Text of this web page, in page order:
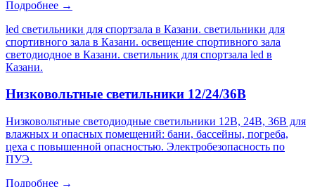
Подробнее →
led светильники для спортзала в Казани. светильники для
спортивного зала в Казани. освещение спортивного зала
светодиодное в Казани. светильник для спортзала led в
Казани.
Низковольтные светильники 12/24/36В
Низковольтные светодиодные светильники 12В, 24В, 36В для
влажных и опасных помещений: бани, бассейны, погреба,
цеха с повышенной опасностью. Электробезопасность по
ПУЭ.
Подробнее →